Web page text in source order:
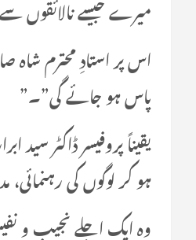
میرے جیسے نالائقوں
اس پر استادِ محترم شاہ
پاس ہو جائے گی”۔”
یقیناً پروفیسر ڈاکٹر
ہو کر لوگوں کی
وہ ایک اجلے نجیب و